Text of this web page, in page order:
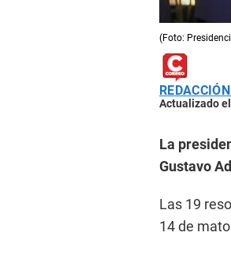
(Foto:
Actualizado
La
Gustavo
Las 19
14 de